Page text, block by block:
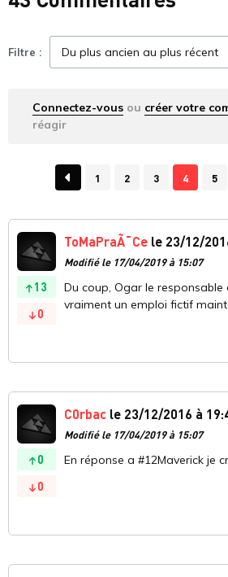
Filtre :
Connectez-vous ou créer votre
réagir
1 2 3 4 5
13
0
ToMaPraÃ¯Ce le 23/12/
Modifié le 17/04/2019 à 15:07
Du coup, Ogar le responsable
vraiment un emploi fictif
0
0
C0rbac le 23/12/2016 à
Modifié le 17/04/2019 à 15:07
En réponse a #12Maverick je